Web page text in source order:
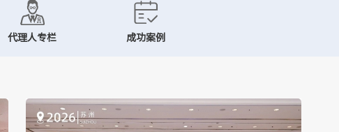
代理人专栏 成功案例